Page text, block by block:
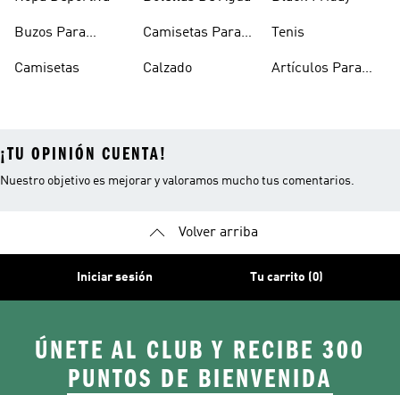
Buzos Para
Camisetas
Camisetas Para
Calzado
Tenis
Artículos Para
¡TU OPINIÓN CUENTA!
Nuestro objetivo es mejorar y valoramos mucho tus comentarios.
Volver arriba
Iniciar sesión Tu carrito (0)
ÚNETE AL CLUB Y RECIBE 300
PUNTOS DE BIENVENIDA